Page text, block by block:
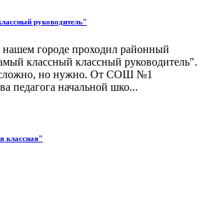
руководитель"
нашем городе проходил районный
классный классный руководитель".
сложно, но нужно. От СОШ №1
педагога начальной шко...
классная"